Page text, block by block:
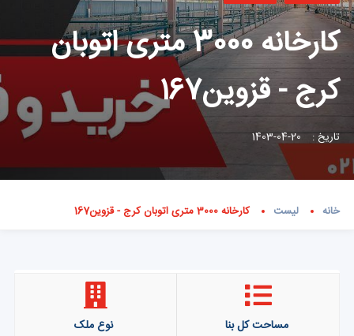
کارخانه 3000 متری اتوبان
کرج - قزوین167
تاریخ : 20-04-1403
خانه لیست کارخانه 3000 متری اتوبان کرج - قزوین167
مساحت کل بنا نوع ملک